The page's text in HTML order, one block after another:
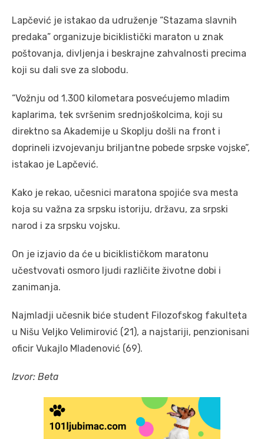
Lapčević je istakao da udruženje “Stazama slavnih
predaka” organizuje biciklistički maraton u znak
poštovanja, divljenja i beskrajne zahvalnosti precima
koji su dali sve za slobodu.
“Vožnju od 1.300 kilometara posvećujemo mladim
kaplarima, tek svršenim srednjoškolcima, koji su
direktno sa Akademije u Skoplju došli na front i
doprineli izvojevanju briljantne pobede srpske vojske”,
istakao je Lapčević.
Kako je rekao, učesnici maratona spojiće sva mesta
koja su važna za srpsku istoriju, državu, za srpski
narod i za srpsku vojsku.
On je izjavio da će u biciklističkom maratonu
učestvovati osmoro ljudi različite životne dobi i
zanimanja.
Najmladji učesnik biće student Filozofskog fakulteta
u Nišu Veljko Velimirović (21), a najstariji, penzionisani
oficir Vukajlo Mladenović (69).
Izvor: Beta